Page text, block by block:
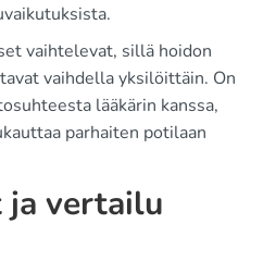
vaihtelevat, sillä hoidon
vaihdella yksilöittäin. On
lääkärin kanssa,
parhaiten potilaan
ja vertailu